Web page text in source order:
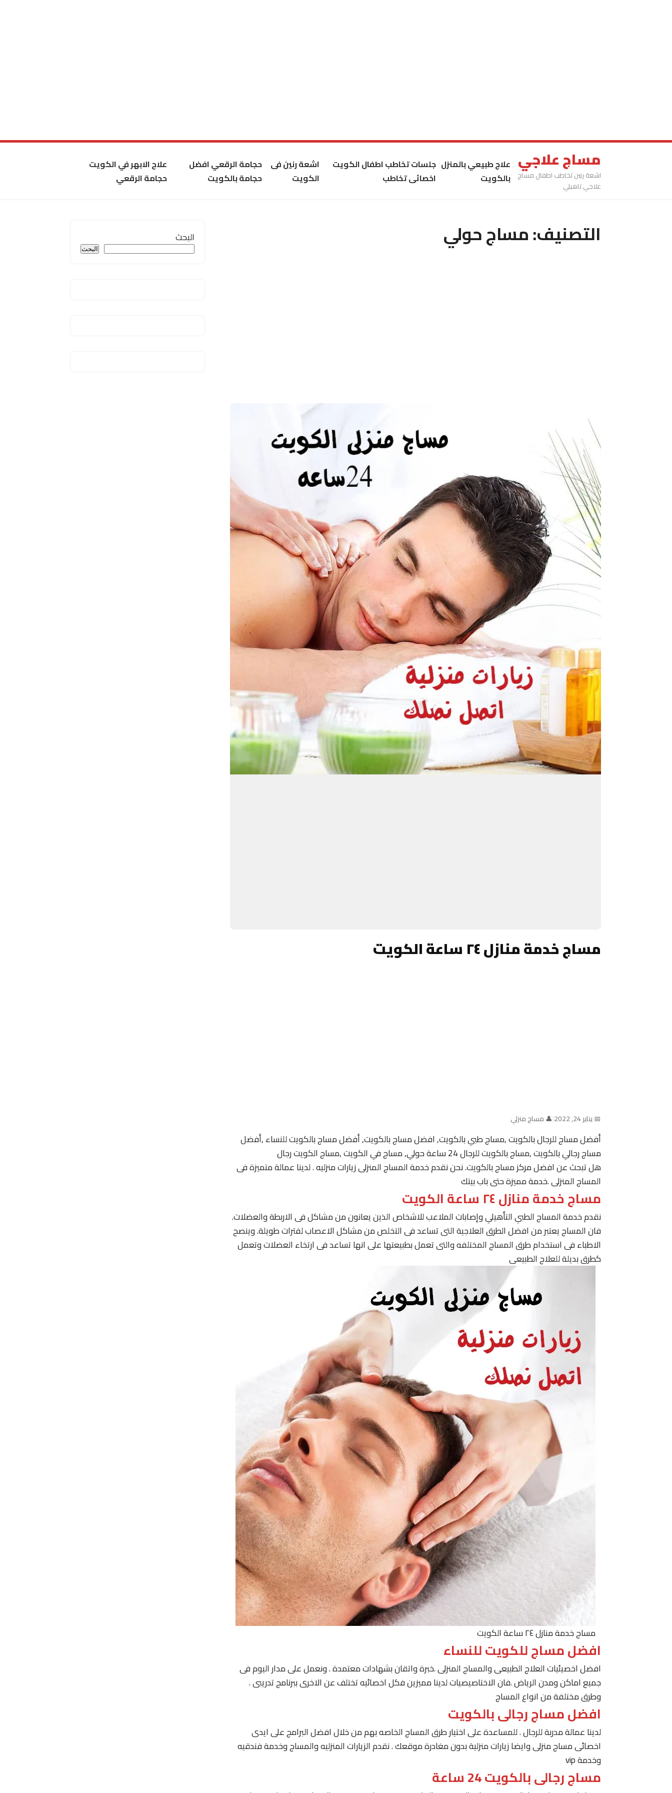
مساج علاجي
اشعة رنين تخاطب اطفال مساج
علاجي تاهيلي
علاج طبيعي بالمنزل
بالكويت
جلسات تخاطب اطفال الكويت
اخصائى تخاطب
اشعة رنين فى
الكويت
حجامة الرقعي افضل
حجامة بالكويت
علاج الابهر في الكويت
حجامة الرقعي
التصنيف:مساج حولي
مساج خدمة منازل ٢٤ ساعة الكويت
📅 يناير 24, 2022 |👤 مساج منزلي
أفضل مساج للرجال بالكويت ,مساج طبي بالكويت, افضل مساج بالكويت, أفضل مساج بالكويت للنساء ,أفضل
مساج رجالي بالكويت ,مساج بالكويت للرجال 24 ساعة حولي, مساج في الكويت ,مساج الكويت رجال
هل تبحث عن افضل مركز مساج بالكويت. نحن نقدم خدمة المساج المنزلى زيارات منزليه . لدينا عمالة متميزة فى
المساج المنزلى .خدمة مميزة حتى باب بيتك
مساج خدمة منازل ٢٤ ساعة الكويت
نقدم خدمة المساج الطبي التأهيلي وإصابات الملاعب للاشخاص الذين يعانون من مشاكل فى الاربطة والعضلات.
فان المساج يعتبر من افضل الطرق العلاجية التى تساعد فى التخلص من مشاكل الاعصاب لفترات طويلة. وينصح
الاطباء فى استخدام طرق المساج المختلفه والتى تعمل بطبيعتها على انها تساعد فى ارتخاء العضلات وتعمل
كطرق بديلة للعلاج الطبيعى
مساج خدمة منازل ٢٤ ساعة الكويت
افضل مساج للكويت للنساء
افضل اخصيئيات العلاج الطبيعى والمساج المنزلى .خبرة واتقان بشهادات معتمدة . ونعمل على مدار اليوم فى
جميع اماكن ومدن الرياض .فان الاختاصيصيات لدينا مميزين فكل اخصائيه تختلف عن الاخرى ببرنامج تدريبى .
وطرق مختلفة من انواع المساج
افضل مساج رجالى بالكويت
لدينا عمالة مدربة للرجال . للمساعدة على اختيار طرق المساج الخاصه بهم من خلال افضل البرامج على ايدى
اخصائى مساج منزلى وايضا زيارات منزلية بدون مغادرة موقعك . نقدم الزيارات المنزليه والمساج وخدمة فندقيه
وخدمة vip
مساج رجالى بالكويت 24 ساعة
البحث
البحث